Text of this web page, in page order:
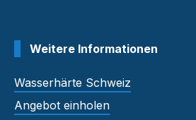
Weitere Informationen
Wasserhärte Schweiz
Angebot einholen